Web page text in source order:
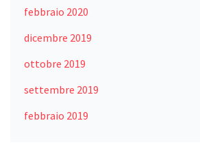
febbraio 2020
dicembre 2019
ottobre 2019
settembre 2019
febbraio 2019